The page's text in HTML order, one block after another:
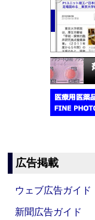
広告掲載
ウェブ広告ガイド
新聞広告ガイド